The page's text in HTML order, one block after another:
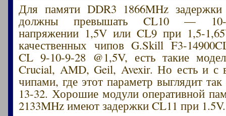
Для памяти DDR3 1866MHz
должны превышать CL10 — 10-
напряжении 1,5V или CL9 при 1,5-
качественных чипов G.Skill F3-
CL 9-10-9-28 @1,5V, есть такие
Crucial, AMD, Geil, Avexir. Но есть и с
чипами, где этот параметр выглядит
13-32. Хорошие модули оперативной
2133MHz имеют задержки CL11 при 1.5V.